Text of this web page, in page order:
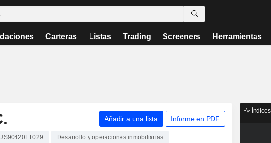
Carteras Listas Trading Screeners Herramientas
Añadir a una lista Informe en PDF
US90420E1029 Desarrollo y operaciones inmobiliarias
Índices